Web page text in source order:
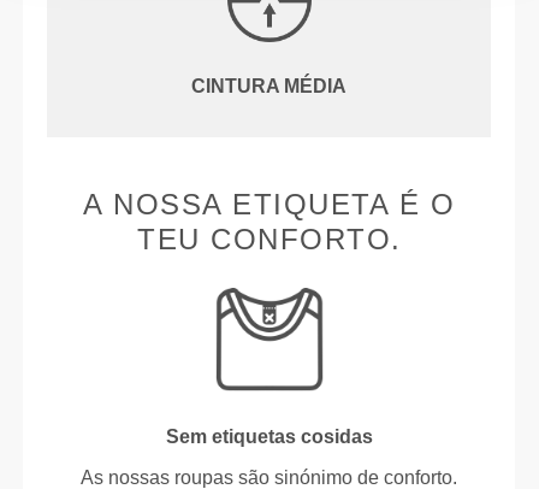
CINTURA MÉDIA
A NOSSA ETIQUETA É O
TEU CONFORTO.
Sem etiquetas cosidas
As nossas roupas são sinónimo de conforto.